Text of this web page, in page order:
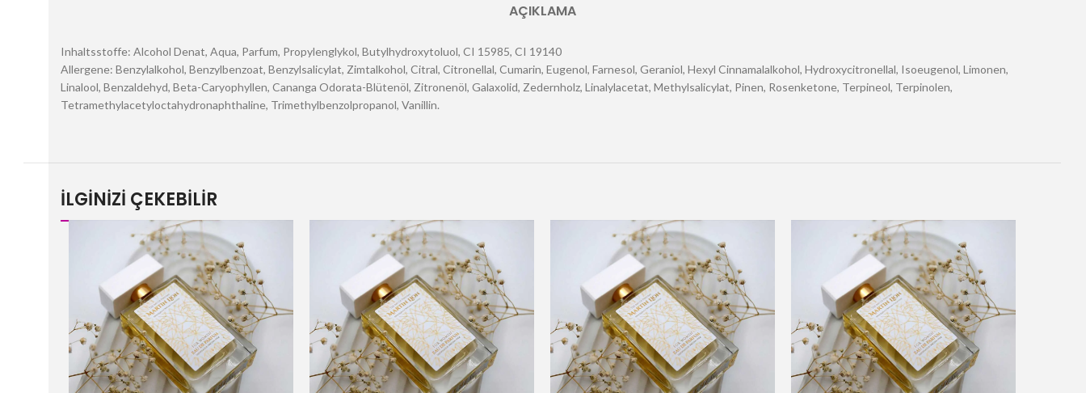
AÇIKLAMA
Inhaltsstoffe: Alcohol Denat, Aqua, Parfum, Propylenglykol, Butylhydroxytoluol, CI 15985, CI 19140
Allergene: Benzylalkohol, Benzylbenzoat, Benzylsalicylat, Zimtalkohol, Citral, Citronellal, Cumarin, Eugenol, Farnesol, Geraniol, Hexyl Cinnamalalkohol, Hydroxycitronellal, Isoeugenol, Limonen,
Linalool, Benzaldehyd, Beta-Caryophyllen, Cananga Odorata-Blütenöl, Zitronenöl, Galaxolid, Zedernholz, Linalylacetat, Methylsalicylat, Pinen, Rosenketone, Terpineol, Terpinolen,
Tetramethylacetyloctahydronaphthaline, Trimethylbenzolpropanol, Vanillin.
İLGİNİZİ ÇEKEBİLİR